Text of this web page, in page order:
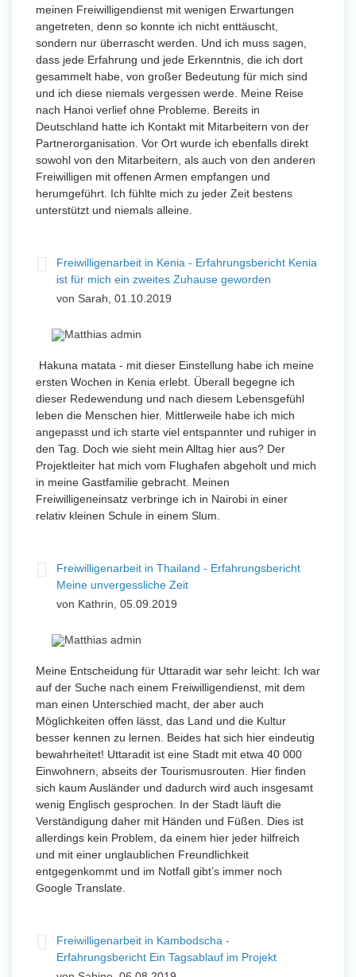
meinen Freiwilligendienst mit wenigen Erwartungen
angetreten, denn so konnte ich nicht enttäuscht,
sondern nur überrascht werden. Und ich muss sagen,
dass jede Erfahrung und jede Erkenntnis, die ich dort
gesammelt habe, von großer Bedeutung für mich sind
und ich diese niemals vergessen werde. Meine Reise
nach Hanoi verlief ohne Probleme. Bereits in
Deutschland hatte ich Kontakt mit Mitarbeitern von der
Partnerorganisation. Vor Ort wurde ich ebenfalls direkt
sowohl von den Mitarbeitern, als auch von den anderen
Freiwilligen mit offenen Armen empfangen und
herumgeführt. Ich fühlte mich zu jeder Zeit bestens
unterstützt und niemals alleine.
Freiwilligenarbeit in Kenia - Erfahrungsbericht Kenia
ist für mich ein zweites Zuhause geworden
von Sarah, 01.10.2019
Hakuna matata - mit dieser Einstellung habe ich meine
ersten Wochen in Kenia erlebt. Überall begegne ich
dieser Redewendung und nach diesem Lebensgefühl
leben die Menschen hier. Mittlerweile habe ich mich
angepasst und ich starte viel entspannter und ruhiger in
den Tag. Doch wie sieht mein Alltag hier aus? Der
Projektleiter hat mich vom Flughafen abgeholt und mich
in meine Gastfamilie gebracht. Meinen
Freiwilligeneinsatz verbringe ich in Nairobi in einer
relativ kleinen Schule in einem Slum.
Freiwilligenarbeit in Thailand - Erfahrungsbericht
Meine unvergessliche Zeit
von Kathrin, 05.09.2019
Meine Entscheidung für Uttaradit war sehr leicht: Ich war
auf der Suche nach einem Freiwilligendienst, mit dem
man einen Unterschied macht, der aber auch
Möglichkeiten offen lässt, das Land und die Kultur
besser kennen zu lernen. Beides hat sich hier eindeutig
bewahrheitet! Uttaradit ist eine Stadt mit etwa 40 000
Einwohnern, abseits der Tourismusrouten. Hier finden
sich kaum Ausländer und dadurch wird auch insgesamt
wenig Englisch gesprochen. In der Stadt läuft die
Verständigung daher mit Händen und Füßen. Dies ist
allerdings kein Problem, da einem hier jeder hilfreich
und mit einer unglaublichen Freundlichkeit
entgegenkommt und im Notfall gibt’s immer noch
Google Translate.
Freiwilligenarbeit in Kambodscha -
Erfahrungsbericht Ein Tagsablauf im Projekt